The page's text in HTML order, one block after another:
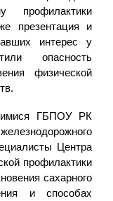
профилактики
презентация и
интерес у
опасность
физической
ГБПОУ РК
Центра
профилактики
сахарного
и способах